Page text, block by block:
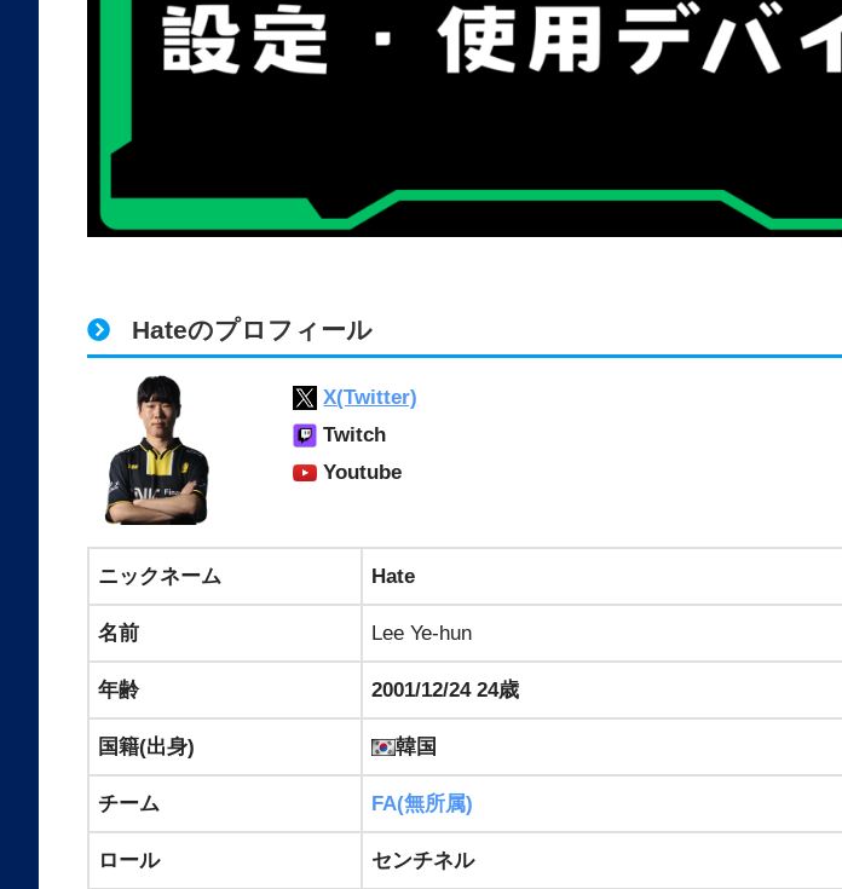
Hateのプロフィール
X(Twitter)
Twitch
Youtube
ニックネーム Hate
名前 Lee Ye-hun
年齢 2001/12/24 24歳
国籍(出身) 韓国
チーム FA(無所属)
ロール センチネル